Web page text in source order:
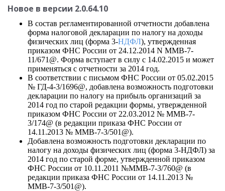
Новое в версии 2.0.64.10
В состав регламентированной отчетности добавлена
форма налоговой декларации по налогу на доходы
физических лиц (форма 3-НДФЛ), утвержденная
приказом ФНС России от 24.12.2014 N ММВ-7-
11/671@. Форма вступает в силу с 14.02.2015 и может
применяться с отчетности за 2014 год.
В соответствии с письмом ФНС России от 05.02.2015
№ ГД-4-3/1696@, добавлена возможность подготовки
декларации по налогу на прибыль организаций за
2014 год по старой редакции формы, утвержденной
приказом ФНС России от 22.03.2012 № ММВ-7-
3/174@ (в редакции приказа ФНС России от
14.11.2013 № ММВ-7-3/501@).
Добавлена возможность подготовки декларации по
налогу на доходы физических лиц (форма 3-НДФЛ) за
2014 год по старой форме, утвержденной приказом
ФНС России от 10.11.2011 №ММВ-7-3/760@ (в
редакции приказа ФНС России от 14.11.2013 №
ММВ-7-3/501@).